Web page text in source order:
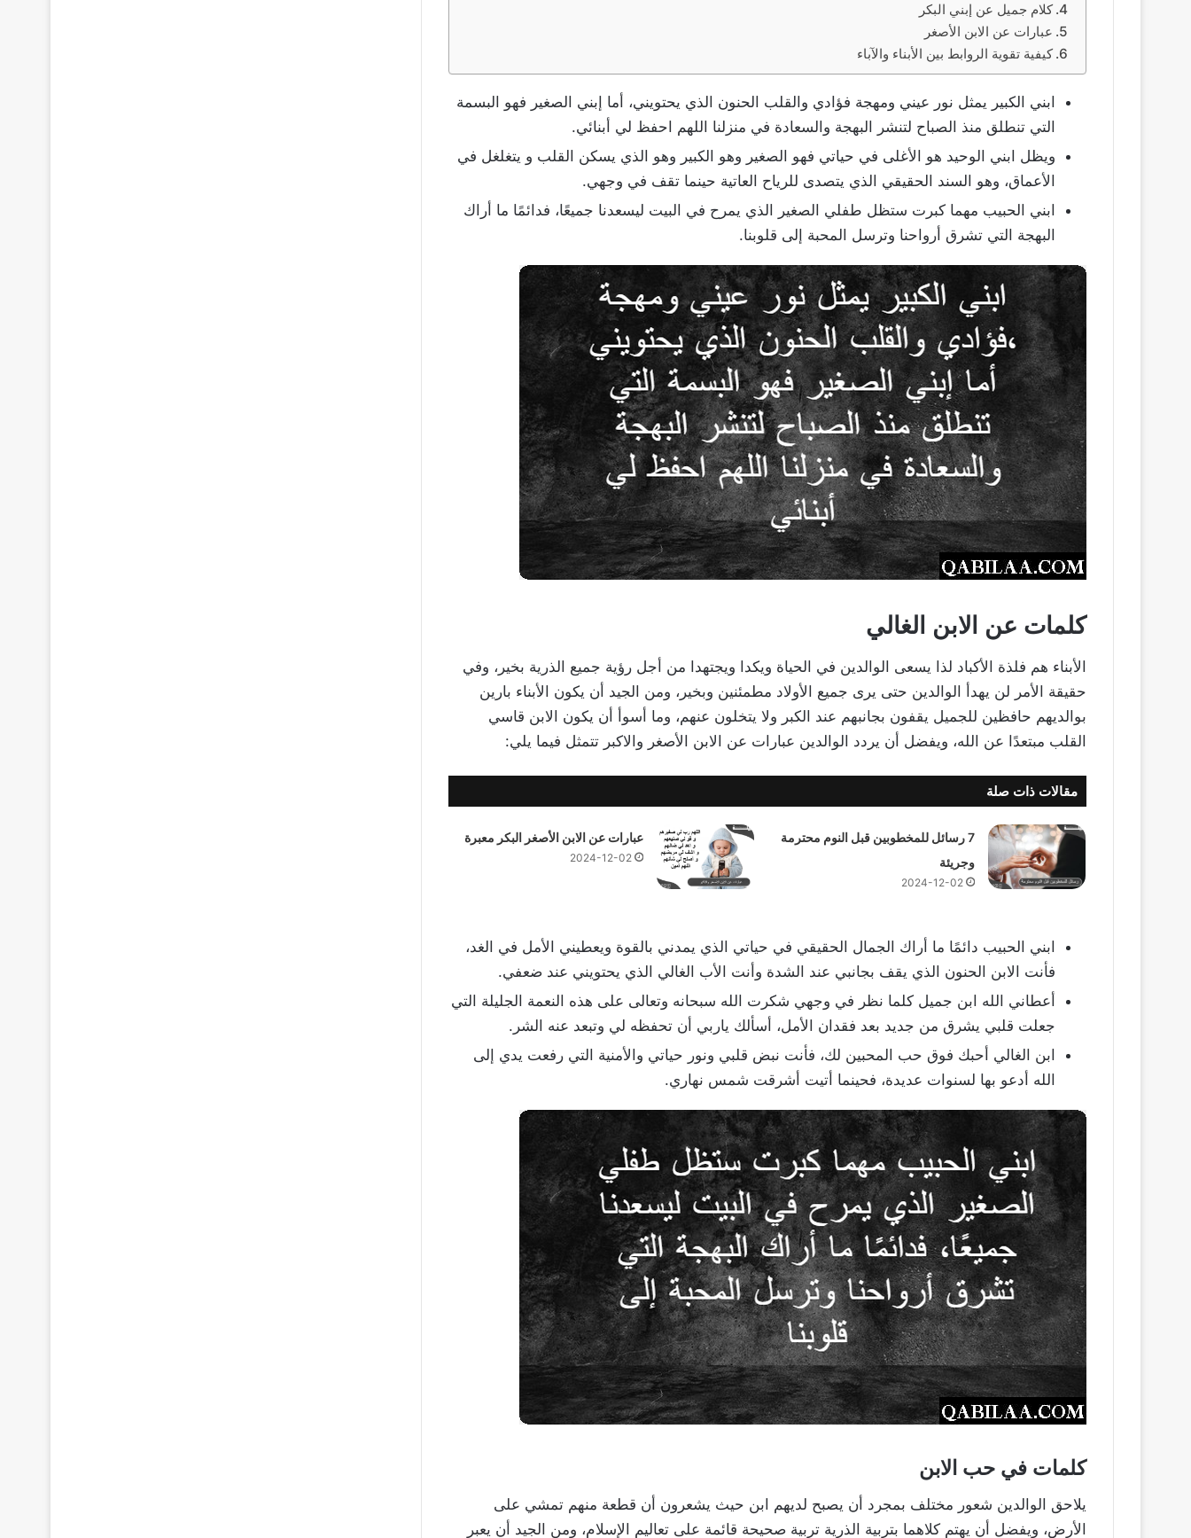
كلام جميل عن إبني البكر
عبارات عن الابن الأصغر
كيفية تقوية الروابط بين الأبناء والآباء
ابني الكبير يمثل نور عيني ومهجة فؤادي والقلب الحنون الذي يحتويني، أما إبني الصغير فهو البسمة
التي تنطلق منذ الصباح لتنشر البهجة والسعادة في منزلنا اللهم احفظ لي أبنائي.
ويظل ابني الوحيد هو الأغلى في حياتي فهو الصغير وهو الكبير وهو الذي يسكن القلب و يتغلغل في
الأعماق، وهو السند الحقيقي الذي يتصدى للرياح العاتية حينما تقف في وجهي.
ابني الحبيب مهما كبرت ستظل طفلي الصغير الذي يمرح في البيت ليسعدنا جميعًا، فدائمًا ما أراك
البهجة التي تشرق أرواحنا وترسل المحبة إلى قلوبنا.
كلمات عن الابن الغالي
الأبناء هم فلذة الأكباد لذا يسعى الوالدين في الحياة ويكدا ويجتهدا من أجل رؤية جميع الذرية بخير، وفي
حقيقة الأمر لن يهدأ الوالدين حتى يرى جميع الأولاد مطمئنين وبخير، ومن الجيد أن يكون الأبناء بارين
بوالديهم حافظين للجميل يقفون بجانبهم عند الكبر ولا يتخلون عنهم، وما أسوأ أن يكون الابن قاسي
القلب مبتعدًا عن الله، ويفضل أن يردد الوالدين عبارات عن الابن الأصغر والاكبر تتمثل فيما يلي:
مقالات ذات صلة
7 رسائل للمخطوبين قبل النوم محترمة
وجريئة
2024-12-02
عبارات عن الابن الأصغر البكر معبرة
2024-12-02
ابني الحبيب دائمًا ما أراك الجمال الحقيقي في حياتي الذي يمدني بالقوة ويعطيني الأمل في الغد،
فأنت الابن الحنون الذي يقف بجانبي عند الشدة وأنت الأب الغالي الذي يحتويني عند ضعفي.
أعطاني الله ابن جميل كلما نظر في وجهي شكرت الله سبحانه وتعالى على هذه النعمة الجليلة التي
جعلت قلبي يشرق من جديد بعد فقدان الأمل، أسألك ياربي أن تحفظه لي وتبعد عنه الشر.
ابن الغالي أحبك فوق حب المحبين لك، فأنت نبض قلبي ونور حياتي والأمنية التي رفعت يدي إلى
الله أدعو بها لسنوات عديدة، فحينما أتيت أشرقت شمس نهاري.
كلمات في حب الابن
يلاحق الوالدين شعور مختلف بمجرد أن يصبح لديهم ابن حيث يشعرون أن قطعة منهم تمشي على
الأرض، ويفضل أن يهتم كلاهما بتربية الذرية تربية صحيحة قائمة على تعاليم الإسلام، ومن الجيد أن يعبر